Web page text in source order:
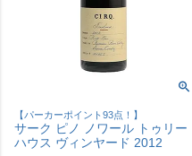
【パーカーポイント93点！】
サーク ピノ ノワール トゥリー
ハウス ヴィンヤード 2012